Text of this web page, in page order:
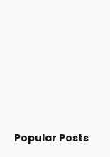
Popular Posts